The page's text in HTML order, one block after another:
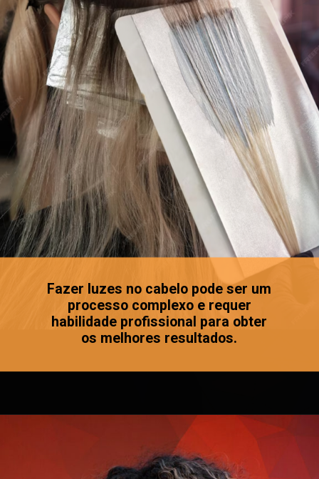
Fazer luzes no cabelo pode ser um
processo complexo e requer
habilidade profissional para obter
os melhores resultados.